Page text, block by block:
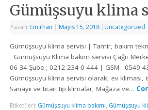
Gümüşsuyu klima
Yazarı: Emirhan | Mayıs 15, 2018 | Uncategorized
Gümüşsuyu klima servisi | Tamir, bakım
Gümüşsuyu Klima bakım servisi Çağrı
06 34 Şube ; 0212 234 0 444 | GSM : 0549
Gümüşsuyu klima servisi olarak, ev kliması,
Sanayii ve ticari tip klimalar, Mağaza ve…
Etiket(ler): Gümüşsuyu klima bakımı, Gümüşsuyu